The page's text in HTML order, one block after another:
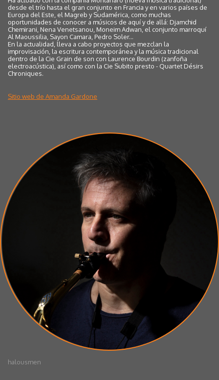
desde el trío hasta el gran conjunto en Francia y en varios países de
Europa del Este, el Magreb y Sudamérica, como muchas
oportunidades de conocer a músicos de aquí y de allá: Djamchid
Chemirani, Nena Venetsanou, Moneim Adwan, el conjunto marroquí
Al Maoussilia, Sayon Camara, Pedro Soler...
En la actualidad, lleva a cabo proyectos que mezclan la
improvisación, la escritura contemporánea y la música tradicional
dentro de la Cie Grain de son con Laurence Bourdin (zanfoña
electroacústica), así como con la Cie Subito presto - Quartet Désirs
Chroniques.
Sitio web de Amanda Gardone
halousmen